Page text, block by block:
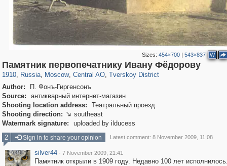
Sizes:454×700 |543×837 W
Памятник первопечатнику Ивану Фёдорову
1910, Russia
1,405,783 29,243
, Moscow
319,716 8,286
, Central AO
159,930 5,916
, Tverskoy District
53,016 2,283
Author:
П. Фонъ-Гиргенсонъ
Source:
антикварный интернет-магазин
Shooting location address:
Театральный проезд
Shooting direction:  southeast
Watermark signature:
uploaded by ilducess
2
Sign in to share your opinion Latest comment: 8 November 2009, 11:08
silver44 · 7 November 2009, 21:41
Памятник открыли в 1909 году. Недавно 100 лет